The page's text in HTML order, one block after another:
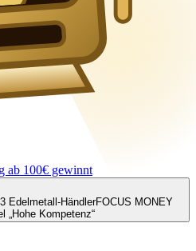
ab 100€ gewinnt
Edelmetall-HändlerFOCUS MONEY
„Hohe Kompetenz“